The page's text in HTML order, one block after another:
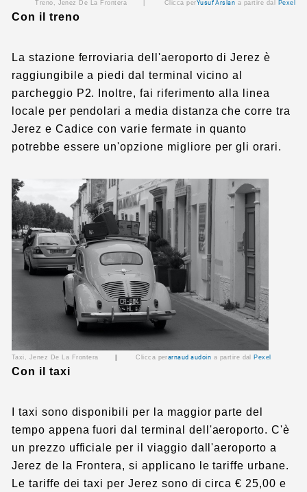
Treno, Jenez De La Frontera | Clicca perYusuf Arslan a partire dal Pexel
Con il treno
La stazione ferroviaria dell'aeroporto di Jerez è
raggiungibile a piedi dal terminal vicino al
parcheggio P2. Inoltre, fai riferimento alla linea
locale per pendolari a media distanza che corre tra
Jerez e Cadice con varie fermate in quanto
potrebbe essere un'opzione migliore per gli orari.
Taxi, Jenez De La Frontera |Clicca perarnaud audoin a partire dal Pexel
Con il taxi
I taxi sono disponibili per la maggior parte del
tempo appena fuori dal terminal dell'aeroporto. C'è
un prezzo ufficiale per il viaggio dall'aeroporto a
Jerez de la Frontera, si applicano le tariffe urbane.
Le tariffe dei taxi per Jerez sono di circa € 25,00 e